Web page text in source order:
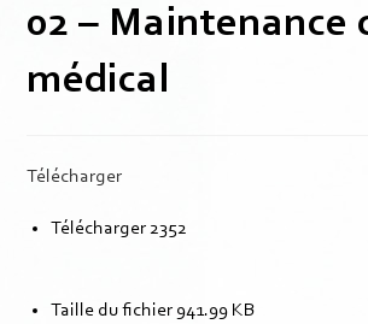
02 – Maintenance
médical
Télécharger
Télécharger2352
Taille du fichier 941.99 KB